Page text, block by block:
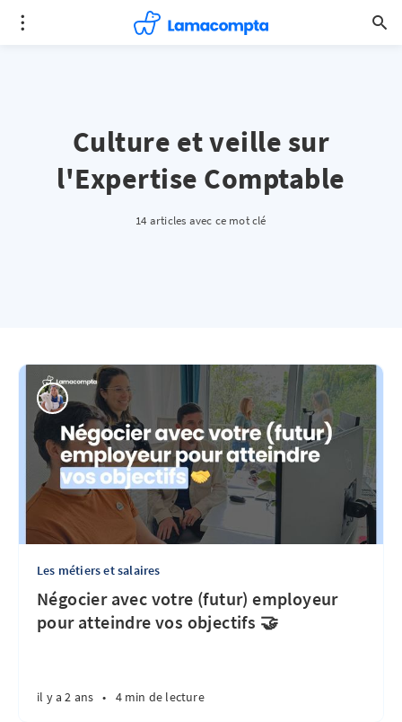
Culture et veille sur
l'Expertise Comptable
14 articles avec ce mot clé
Les métiers et salaires
Négocier avec votre (futur) employeur
pour atteindre vos objectifs 🤝
il y a 2 ans • 4 min de lecture